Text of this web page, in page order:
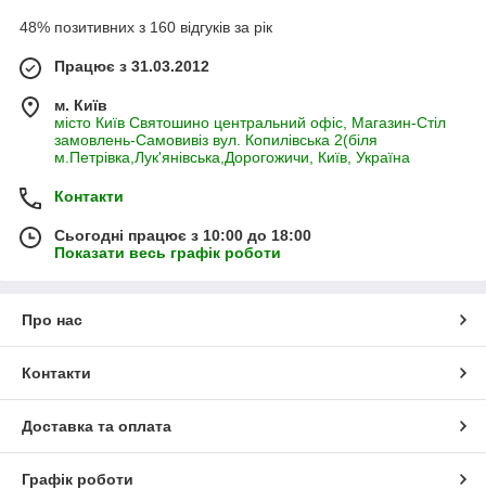
48% позитивних з 160 відгуків за рік
Працює з 31.03.2012
м. Київ
місто Київ Святошино центральний офіс, Магазин-Стіл
замовлень-Самовивіз вул. Копилівська 2(біля
м.Петрівка,Лук'янівська,Дорогожичи, Київ, Україна
Контакти
Сьогодні працює з 10:00 до 18:00
Показати весь графік роботи
Про нас
Контакти
Доставка та оплата
Графік роботи